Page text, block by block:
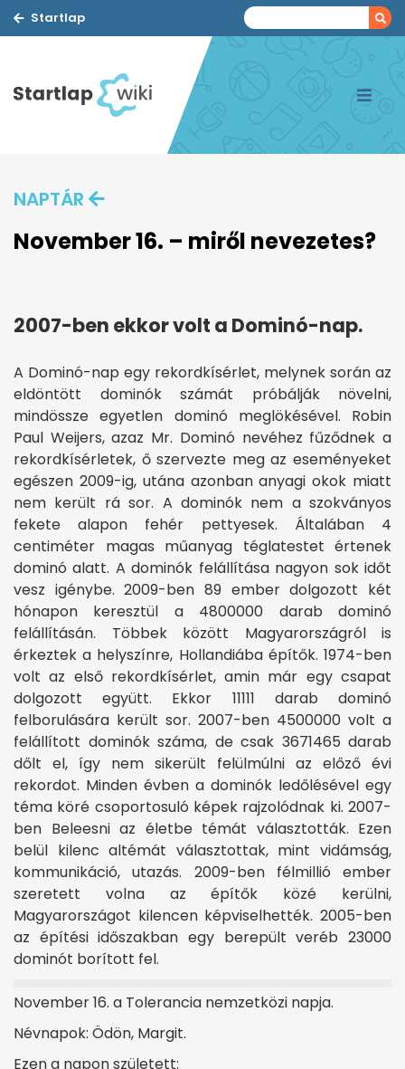
Startlap
NAPTÁR
November 16. – miről nevezetes?
2007-ben ekkor volt a Dominó-nap.
A Dominó-nap egy rekordkísérlet, melynek során az
eldöntött dominók számát próbálják növelni,
mindössze egyetlen dominó meglökésével. Robin
Paul Weijers, azaz Mr. Dominó nevéhez fűződnek a
rekordkísérletek, ő szervezte meg az eseményeket
egészen 2009-ig, utána azonban anyagi okok miatt
nem került rá sor. A dominók nem a szokványos
fekete alapon fehér pettyesek. Általában 4
centiméter magas műanyag téglatestet értenek
dominó alatt. A dominók felállítása nagyon sok időt
vesz igénybe. 2009-ben 89 ember dolgozott két
hónapon keresztül a 4800000 darab dominó
felállításán. Többek között Magyarországról is
érkeztek a helyszínre, Hollandiába építők. 1974-ben
volt az első rekordkísérlet, amin már egy csapat
dolgozott együtt. Ekkor 11111 darab dominó
felborulására került sor. 2007-ben 4500000 volt a
felállított dominók száma, de csak 3671465 darab
dőlt el, így nem sikerült felülmúlni az előző évi
rekordot. Minden évben a dominók ledőlésével egy
téma köré csoportosuló képek rajzolódnak ki. 2007-
ben Beleesni az életbe témát választották. Ezen
belül kilenc altémát választottak, mint vidámság,
kommunikáció, utazás. 2009-ben félmillió ember
szeretett volna az építők közé kerülni,
Magyarországot kilencen képviselhették. 2005-ben
az építési időszakban egy berepült veréb 23000
dominót borított fel.
November 16. a Tolerancia nemzetközi napja.
Névnapok: Ödön, Margit.
Ezen a napon született: